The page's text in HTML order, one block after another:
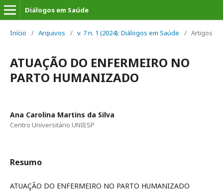
Diálogos em Saúde
Início / Arquivos / v. 7 n. 1 (2024): Diálogos em Saúde / Artigos
ATUAÇÃO DO ENFERMEIRO NO
PARTO HUMANIZADO
Ana Carolina Martins da Silva
Centro Universitário UNIESP
Resumo
ATUAÇÃO DO ENFERMEIRO NO PARTO HUMANIZADO